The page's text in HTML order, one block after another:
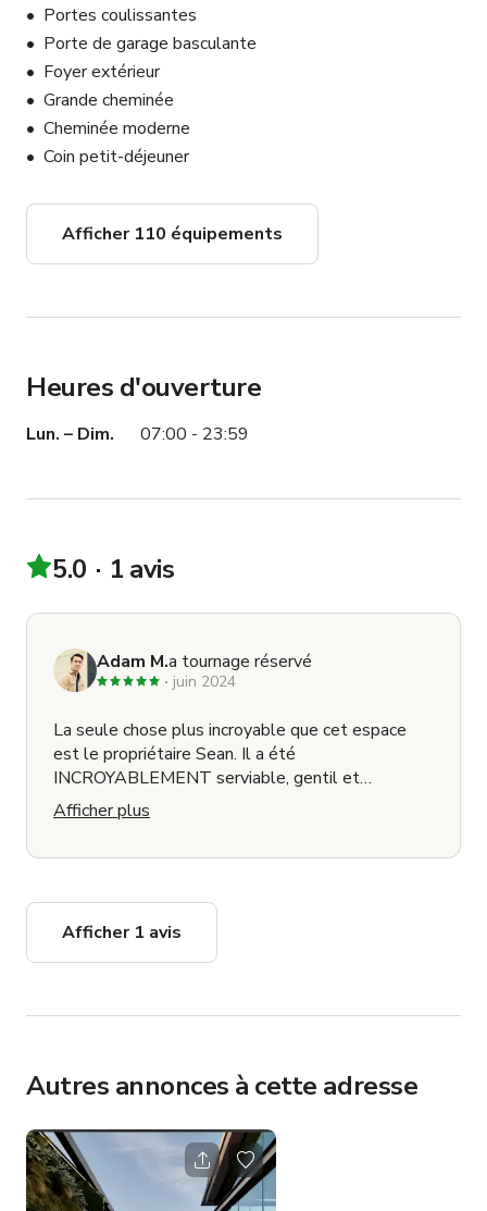
Portes coulissantes
Porte de garage basculante
Foyer extérieur
Grande cheminée
Cheminée moderne
Coin petit-déjeuner
Afficher 110 équipements
Heures d'ouverture
Lun. – Dim. 07:00 - 23:59
5.0 1 avis
Adam M.a tournage réservé
juin 2024
La seule chose plus incroyable que cet espace
est le propriétaire Sean. Il a été
INCROYABLEMENT serviable, gentil et
accueillant. La maison parle vraiment d'elle-
même, c'est unique en son genre et facilement la
filmer ici. Filmez ici si vous en avez l'occasion.
C'est incroyable.
Afficher plus
Afficher 1 avis
Autres annonces à cette adresse